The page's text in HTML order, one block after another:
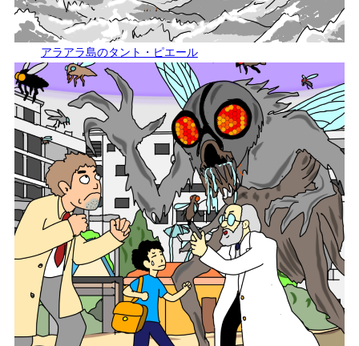
アラアラ島のタント・ピエール